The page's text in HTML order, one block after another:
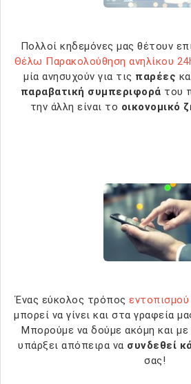
Πολλοί κηδεμόνες μας θέτουν
Θέλω Παρακολούθηση ανηλίκου
μία ανησυχούν για τις παρέες
παραβατική συμπεριφορά του
την άλλη είναι το οικονομικό
Ένας εύκολος τρόπος
μπορεί να γίνει και στα γραφεία
Μπορούμε να δούμε ακόμη και με
υπάρξει απόπειρα να συνδεθεί
σας!